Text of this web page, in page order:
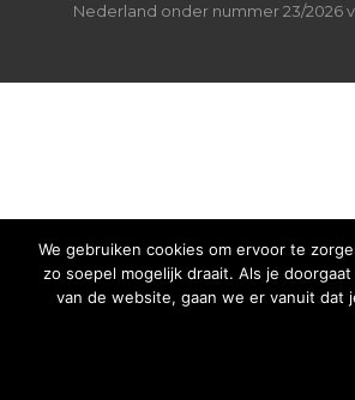
Nederland onder nummer 23/2026
We gebruiken cookies om ervoor te
zo soepel mogelijk draait. Als je
van de website, gaan we er vanuit dat